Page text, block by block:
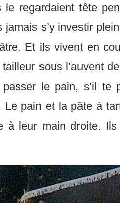
le regardaient tête
jamais s’y investir
Et ils vivent en
sous l’auvent
passer le pain, s’il
pain et la pâte à
à leur main droite. Ils